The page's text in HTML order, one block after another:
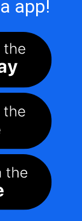
app!